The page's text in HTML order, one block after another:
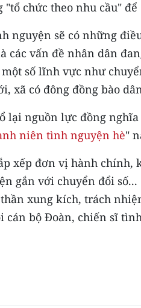
"tổ chức theo nhu cầu"
nguyện sẽ có những
các vấn đề nhân dân
số lĩnh vực như
xã có đông đồng bào
lại nguồn lực đồng
niên tình nguyện hè"
xếp đơn vị hành chính,
gắn với chuyển đổi
xung kích, trách
cán bộ Đoàn, chiến sĩ